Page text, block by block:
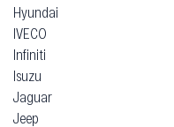
Hyundai
IVECO
Infiniti
Isuzu
Jaguar
Jeep